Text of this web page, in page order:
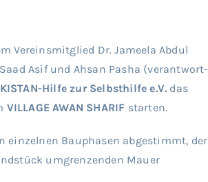
Vereinsmitglied Dr. Jameela Abdul
Asif und Ahsan Pasha (verantwort-
Hilfe zur Selbsthilfe e.V. das
VILLAGE AWAN SHARIF starten.
einzelnen Bauphasen abgestimmt, der
umgrenzenden Mauer